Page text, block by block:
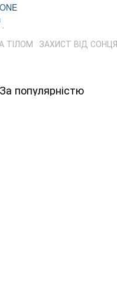
ТІЛОМ ЗАХИСТ ВІД СОНЦЯ
За популярністю